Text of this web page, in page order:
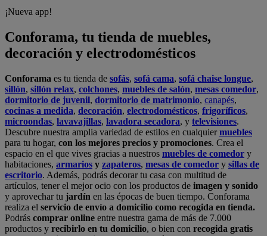
¡Nueva app!
Conforama, tu tienda de muebles,
decoración y electrodomésticos
Conforama es tu tienda de sofás, sofá cama, sofá chaise longue,
sillón, sillón relax, colchones, muebles de salón, mesas comedor,
dormitorio de juvenil, dormitorio de matrimonio, canapés,
cocinas a medida, decoración, electrodomésticos, frigoríficos,
microondas, lavavajillas, lavadora secadora, y televisiones.
Descubre nuestra amplia variedad de estilos en cualquiermuebles
para tu hogar, con los mejores precios y promociones. Crea el
espacio en el que vives gracias a nuestros muebles de comedor y
habitaciones, armarios y zapateros, mesas de comedor y sillas de
escritorio. Además, podrás decorar tu casa con multitud de
artículos, tener el mejor ocio con los productos de imagen y sonido
y aprovechar tu jardín en las épocas de buen tiempo. Conforama
realiza el servicio de envío a domicilio como recogida en tienda.
Podrás comprar online entre nuestra gama de más de 7.000
productos y recibirlo en tu domicilio, o bien con recogida gratis